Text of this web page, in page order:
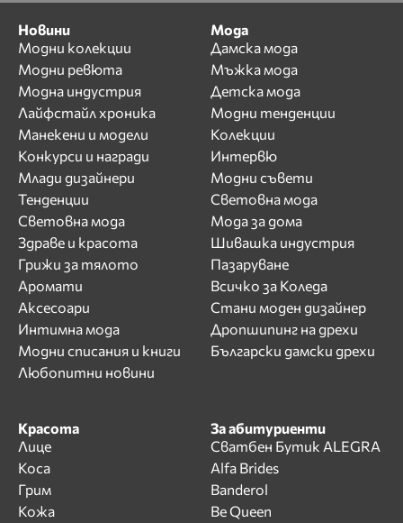
Новини
Модни колекции
Модни ревюта
Модна индустрия
Лайфстайл хроника
Манекени и модели
Конкурси и награди
Млади дизайнери
Тенденции
Световна мода
Здраве и красота
Грижи за тялото
Аромати
Аксесоари
Интимна мода
Модни списания и книги
Любопитни новини
Мода
Дамска мода
Мъжка мода
Детска мода
Модни тенденции
Колекции
Интервю
Модни съвети
Световна мода
Мода за дома
Шивашка индустрия
Пазаруване
Всичко за Коледа
Стани моден дизайнер
Дропшипинг на дрехи
Български дамски дрехи
Красота
Лице
Коса
Грим
Кожа
За абитуриенти
Сватбен Бутик ALEGRA
Alfa Brides
Banderol
Be Queen